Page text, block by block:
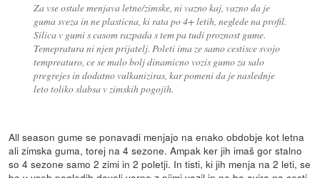
Za vse ostale menjava letne/zimske, ni vazno kaj, vazno da je
guma sveza in ne plasticna, ki rata po 4+ letih, neglede na profil.
Silica v gumi s casom razpada s tem pa tudi proznost gume.
Temepratura ni njen prijatelj. Poleti ima ze samo cestisce svojo
tempreaturo, ce se malo bolj dinamicno vozis gumo za salo
pregrejes in dodatno vulkaniziras, kar pomeni da je naslednje
leto toliko slabsa v zimskih pogojih.
All season gume se ponavadi menjajo na enako obdobje kot letna
ali zimska guma, torej na 4 sezone. Ampak ker jih imaš gor stalno
so 4 sezone samo 2 zimi in 2 poletji. In tisti, ki jih menja na 2 leti, se